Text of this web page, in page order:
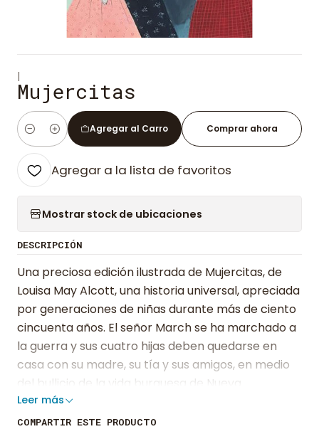
|
Mujercitas
Cantidad
Agregar al Carro Comprar ahora
Agregar a la lista de favoritos
Mostrar stock de ubicaciones
DESCRIPCIÓN
Una preciosa edición ilustrada de Mujercitas, de
Louisa May Alcott, una historia universal, apreciada
por generaciones de niñas durante más de ciento
cincuenta años. El señor March se ha marchado a
la guerra y sus cuatro hijas deben quedarse en
casa con su madre, su tía y sus amigos, en medio
del bullicio de la vida burguesa de Nueva
Inglaterra. Meg, Beth, Amy y Jo, las cuatro
hermanas March, tienen intereses muy distintos,
Leer más
COMPARTIR ESTE PRODUCTO